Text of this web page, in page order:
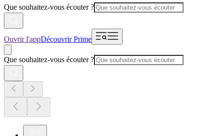
Que souhaitez-vous écouter ?
Ouvrir l'appDécouvrir Prime
Que souhaitez-vous écouter ?